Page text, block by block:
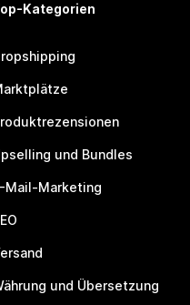
Kategorien
und Bundles
Mail-Marketing
und Übersetzung